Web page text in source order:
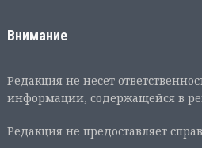
Внимание
Редакция не несет
информации, содержащейся в
Редакция не предоставляет